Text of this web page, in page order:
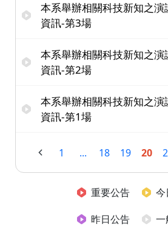
本系舉辦相關科技新知之演
資訊-第3場
本系舉辦相關科技新知之演
資訊-第2場
本系舉辦相關科技新知之演
資訊-第1場
1 ... 18 19 20
重要公告
今
昨日公告
一